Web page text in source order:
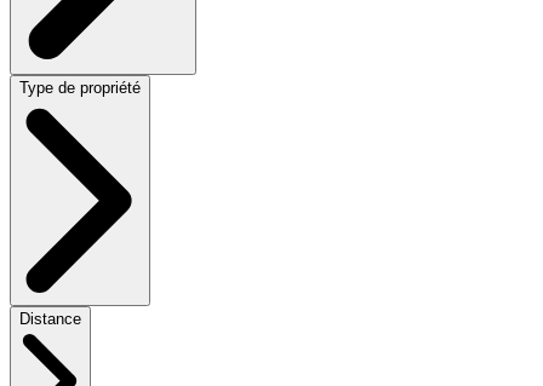
Type de propriété
Distance